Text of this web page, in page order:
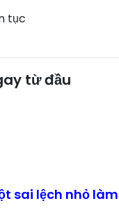
tục
từ đầu
sai lệch nhỏ